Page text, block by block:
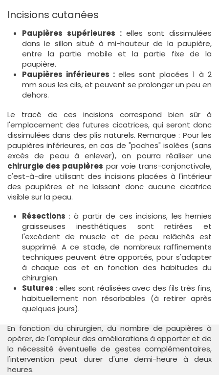
Incisions cutanées
Paupières supérieures : elles sont dissimulées
dans le sillon situé à mi-hauteur de la paupière,
entre la partie mobile et la partie fixe de la
paupière.
Paupières inférieures : elles sont placées 1 à 2
mm sous les cils, et peuvent se prolonger un peu en
dehors.
Le tracé de ces incisions correspond bien sûr à
l'emplacement des futures cicatrices, qui seront donc
dissimulées dans des plis naturels. Remarque : Pour les
paupières inférieures, en cas de "poches" isolées (sans
excès de peau à enlever), on pourra réaliser une
chirurgie des paupières par voie trans-conjonctivale,
c'est-à-dire utilisant des incisions placées à l'intérieur
des paupières et ne laissant donc aucune cicatrice
visible sur la peau.
Résections : à partir de ces incisions, les hernies
graisseuses inesthétiques sont retirées et
l'excédent de muscle et de peau relâchés est
supprimé. A ce stade, de nombreux raffinements
techniques peuvent être apportés, pour s'adapter
à chaque cas et en fonction des habitudes du
chirurgien.
Sutures : elles sont réalisées avec des fils très fins,
habituellement non résorbables (à retirer après
quelques jours).
En fonction du chirurgien, du nombre de paupières à
opérer, de l'ampleur des améliorations à apporter et de
la nécessité éventuelle de gestes complémentaires,
l'intervention peut durer d'une demi-heure à deux
heures.